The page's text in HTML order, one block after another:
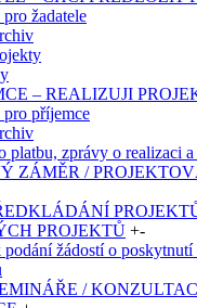
žadatele
– REALIZUJI
příjemce
platbu, zprávy o realizaci
ZÁMĚR /
PROJEKTŮ +-
žádostí o poskytnutí
/